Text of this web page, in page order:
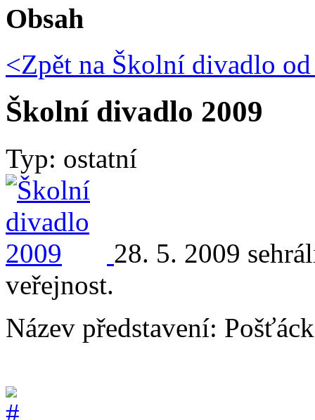
Obsah
<Zpět na Školní divadlo
Školní divadlo 2009
Typ: ostatní
28. 5. 2009
veřejnost.
Název představení: